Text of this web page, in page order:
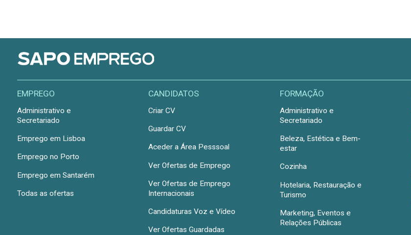
EMPREGO
Administrativo e
Secretariado
Emprego em Lisboa
Emprego no Porto
Emprego em Santarém
Todas as ofertas
CANDIDATOS
Criar CV
Guardar CV
Aceder a Área Pesssoal
Ver Ofertas de Emprego
Ver Ofertas de Emprego
Internacionais
Candidaturas Voz e Vídeo
Ver Ofertas Guardadas
FORMAÇÃO
Administrativo e
Secretariado
Beleza, Estética e Bem-
estar
Cozinha
Hotelaria, Restauração e
Turismo
Marketing, Eventos e
Relações Públicas